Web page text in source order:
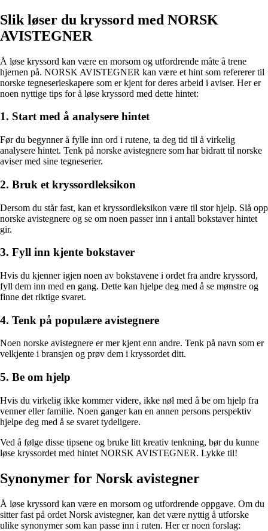
Slik løser du kryssord med NORSK
AVISTEGNER
Å løse kryssord kan være en morsom og utfordrende måte å trene
hjernen på. NORSK AVISTEGNER kan være et hint som refererer til
norske tegneserieskapere som er kjent for deres arbeid i aviser. Her er
noen nyttige tips for å løse kryssord med dette hintet:
1. Start med å analysere hintet
Før du begynner å fylle inn ord i rutene, ta deg tid til å virkelig
analysere hintet. Tenk på norske avistegnere som har bidratt til norske
aviser med sine tegneserier.
2. Bruk et kryssordleksikon
Dersom du står fast, kan et kryssordleksikon være til stor hjelp. Slå opp
norske avistegnere og se om noen passer inn i antall bokstaver hintet
gir.
3. Fyll inn kjente bokstaver
Hvis du kjenner igjen noen av bokstavene i ordet fra andre kryssord,
fyll dem inn med en gang. Dette kan hjelpe deg med å se mønstre og
finne det riktige svaret.
4. Tenk på populære avistegnere
Noen norske avistegnere er mer kjent enn andre. Tenk på navn som er
velkjente i bransjen og prøv dem i kryssordet ditt.
5. Be om hjelp
Hvis du virkelig ikke kommer videre, ikke nøl med å be om hjelp fra
venner eller familie. Noen ganger kan en annen persons perspektiv
hjelpe deg med å se svaret tydeligere.
Ved å følge disse tipsene og bruke litt kreativ tenkning, bør du kunne
løse kryssordet med hintet NORSK AVISTEGNER. Lykke til!
Synonymer for Norsk avistegner
Å løse kryssord kan være en morsom og utfordrende oppgave. Om du
sitter fast på ordet Norsk avistegner, kan det være nyttig å utforske
ulike synonymer som kan passe inn i ruten. Her er noen forslag: